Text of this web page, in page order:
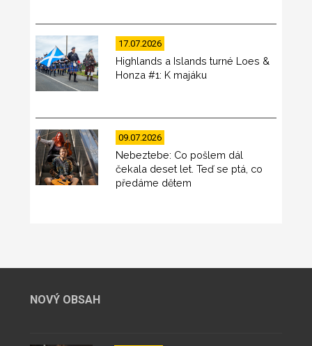
17.07.2026
Highlands a Islands turné Loes &
Honza #1: K majáku
09.07.2026
Nebeztebe: Co pošlem dál
čekala deset let. Teď se ptá, co
předáme dětem
NOVÝ OBSAH